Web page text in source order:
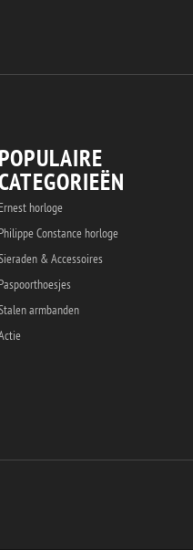
POPULAIRE
Ernest horloge
Philippe Constance horloge
& Accessoires
Paspoorthoesjes
armbanden